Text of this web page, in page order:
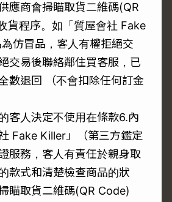
應商會掃瞄取貨二維碼(QR
貨程序。如「質屋會社 Fake
仿冒品，客人有權拒絕交
交易後聯絡鄰住買客服，已
數退回 （不會扣除任何訂金
客人決定不使用在條款6.內
Fake Killer」（第三方鑑定
服務，客人有責任於親身取
款式和清楚檢查商品的狀
瞄取貨二維碼(QR Code)